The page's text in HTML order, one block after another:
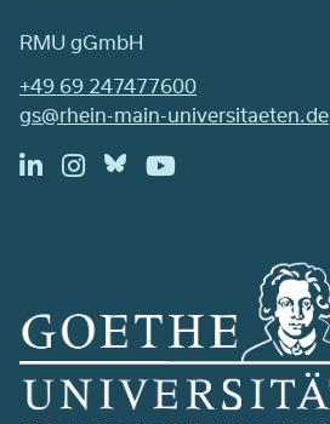
RMU gGmbH
+49 69 247477600
gs@rhein-main-universitaeten.de